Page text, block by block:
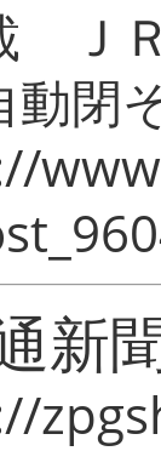
Ｊ
動閉
新